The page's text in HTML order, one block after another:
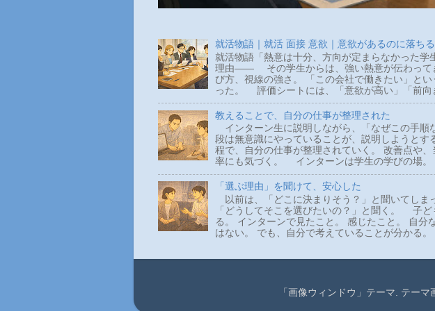
就活物語｜就活 面接 意欲｜意欲があるのに落ち
就活物語「熱意は十分、方向が定まらなかった
理由―― その学生からは、強い熱意が伝わって
び方、視線の強さ。 「この会社で働きたい」と
った。 評価シートには、「意欲が高い」「前向
教えることで、自分の仕事が整理された
インターン生に説明しながら、「なぜこの手
段は無意識にやっていることが、説明しようと
程で、自分の仕事が整理されていく。 改善点や
率にも気づく。 インターンは学生の学びの場。
「選ぶ理由」を聞けて、安心した
以前は、「どこに決まりそう？」と聞いてし
「どうしてそこを選びたいの？」と聞く。 子ど
る。 インターンで見たこと。 感じたこと。 自
はない。 でも、自分で考えていることが分かる
「画像ウィンドウ」テーマ. テーマ